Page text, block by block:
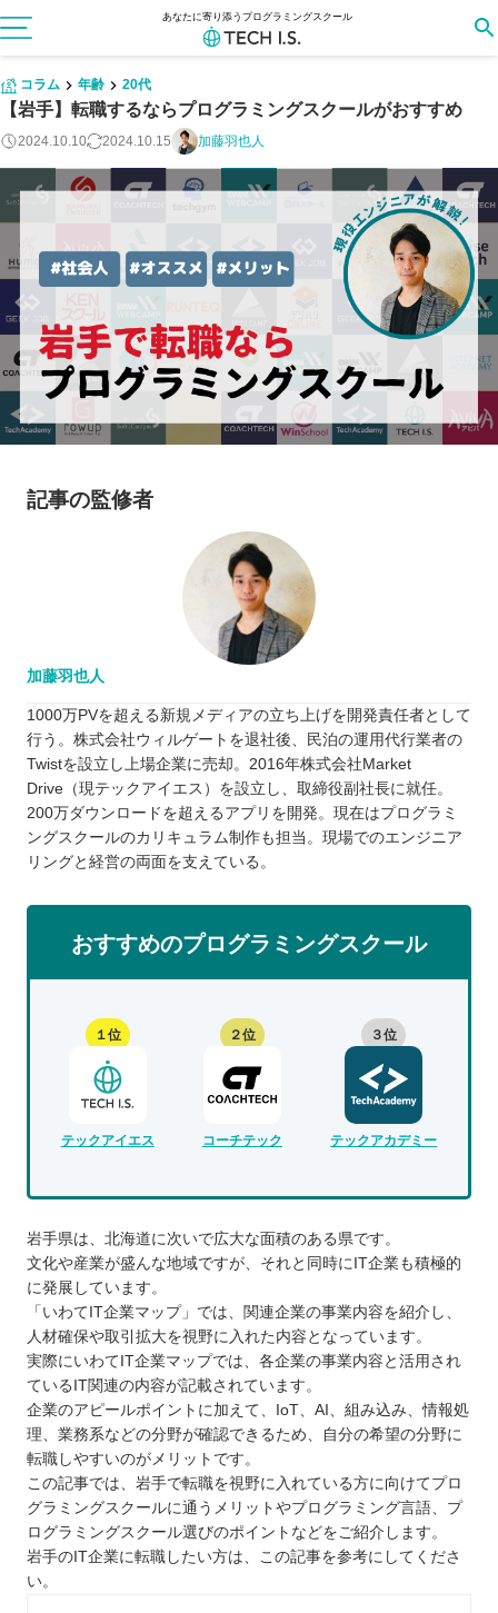
あなたに寄り添うプログラミングスクール
コラム 年齢 20代
【岩手】転職するならプログラミングスクールがおすすめ
2024.10.10 2024.10.15 加藤羽也人
記事の監修者
加藤羽也人
1000万PVを超える新規メディアの立ち上げを開発責任者として
行う。株式会社ウィルゲートを退社後、民泊の運用代行業者の
Twistを設立し上場企業に売却。2016年株式会社Market
Drive（現テックアイエス）を設立し、取締役副社長に就任。
200万ダウンロードを超えるアプリを開発。現在はプログラミ
ングスクールのカリキュラム制作も担当。現場でのエンジニア
リングと経営の両面を支えている。
おすすめのプログラミングスクール
１位
テックアイエス
２位
コーチテック
３位
テックアカデミー
岩手県は、北海道に次いで広大な面積のある県です。
文化や産業が盛んな地域ですが、それと同時にIT企業も積極的
に発展しています。
「いわてIT企業マップ」では、関連企業の事業内容を紹介し、
人材確保や取引拡大を視野に入れた内容となっています。
実際にいわてIT企業マップでは、各企業の事業内容と活用され
ているIT関連の内容が記載されています。
企業のアピールポイントに加えて、IoT、AI、組み込み、情報処
理、業務系などの分野が確認できるため、自分の希望の分野に
転職しやすいのがメリットです。
この記事では、岩手で転職を視野に入れている方に向けてプロ
グラミングスクールに通うメリットやプログラミング言語、プ
ログラミングスクール選びのポイントなどをご紹介します。
岩手のIT企業に転職したい方は、この記事を参考にしてくださ
い。